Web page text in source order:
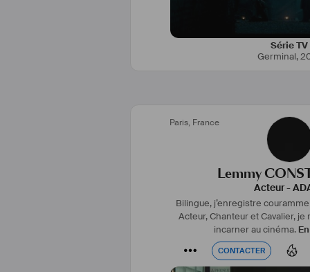
Série TV
Germinal,
Paris, France
Lemmy
Acteur-
Bilingue, j’enregistre
Acteur, Chanteur et Cavalier,
incarner au cinéma.
Mario LURASCHI dans les
CONTACTER
CONTACTER